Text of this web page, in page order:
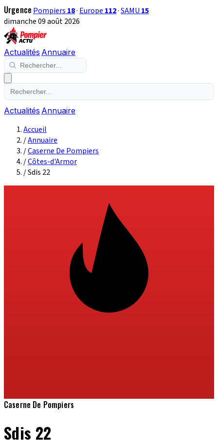
Urgence Pompiers 18· Europe 112·SAMU 15
dimanche 09 août 2026
Actualités Annuaire
Actualités Annuaire
Accueil
/Annuaire
/Caserne De Pompiers
/Côtes-d'Armor
/Sdis 22
Caserne De Pompiers
Sdis 22